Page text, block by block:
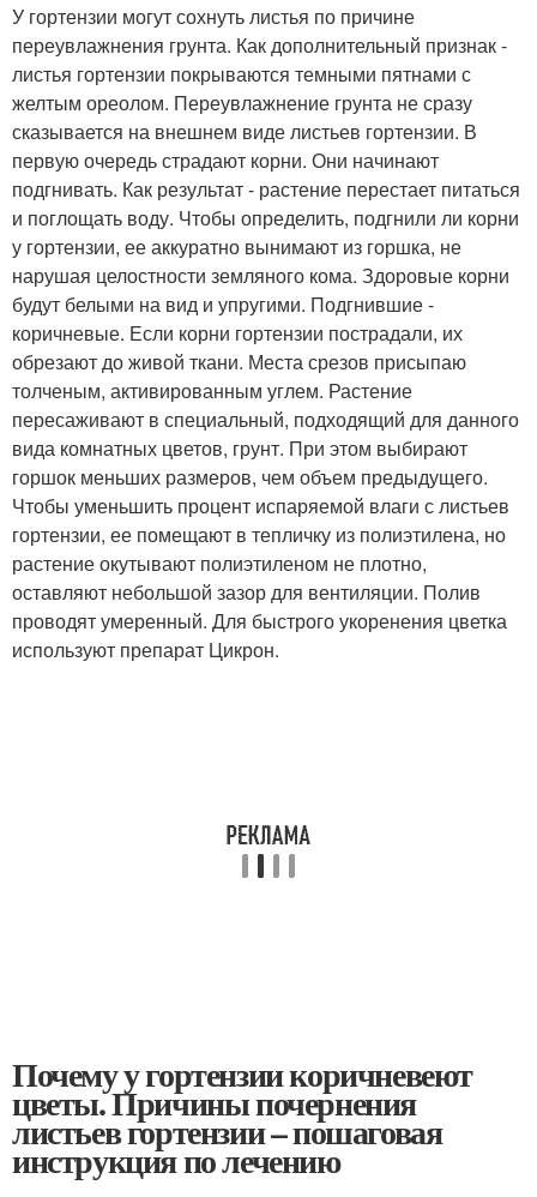
У гортензии могут сохнуть листья по причине
переувлажнения грунта. Как дополнительный признак -
листья гортензии покрываются темными пятнами с
желтым ореолом. Переувлажнение грунта не сразу
сказывается на внешнем виде листьев гортензии. В
первую очередь страдают корни. Они начинают
подгнивать. Как результат - растение перестает питаться
и поглощать воду. Чтобы определить, подгнили ли корни
у гортензии, ее аккуратно вынимают из горшка, не
нарушая целостности земляного кома. Здоровые корни
будут белыми на вид и упругими. Подгнившие -
коричневые. Если корни гортензии пострадали, их
обрезают до живой ткани. Места срезов присыпаю
толченым, активированным углем. Растение
пересаживают в специальный, подходящий для данного
вида комнатных цветов, грунт. При этом выбирают
горшок меньших размеров, чем объем предыдущего.
Чтобы уменьшить процент испаряемой влаги с листьев
гортензии, ее помещают в тепличку из полиэтилена, но
растение окутывают полиэтиленом не плотно,
оставляют небольшой зазор для вентиляции. Полив
проводят умеренный. Для быстрого укоренения цветка
используют препарат Цикрон.
Почему у гортензии коричневеют
цветы. Причины почернения
листьев гортензии – пошаговая
инструкция по лечению